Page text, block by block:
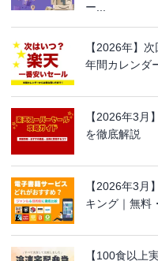
ー...
【2026年】
年間カレンダ
【2026年3月
を徹底解説
【2026年3月
キング｜無料
【100食以上